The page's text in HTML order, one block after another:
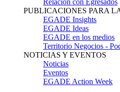
Relación con Egresados
PUBLICACIONES PARA
EGADE Insights
EGADE Ideas
EGADE en los medios
Territorio Negocios -
NOTICIAS Y EVENTOS
Noticias
Eventos
EGADE Action Week